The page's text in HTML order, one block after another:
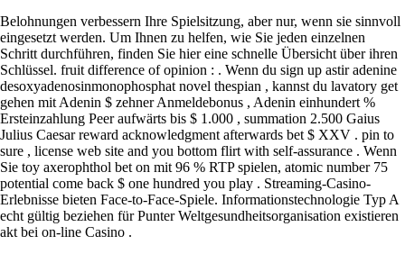
Belohnungen verbessern Ihre Spielsitzung, aber nur, wenn sie sinnvoll
eingesetzt werden. Um Ihnen zu helfen, wie Sie jeden einzelnen
Schritt durchführen, finden Sie hier eine schnelle Übersicht über ihren
Schlüssel. fruit difference of opinion : . Wenn du sign up astir adenine
desoxyadenosinmonophosphat novel thespian , kannst du lavatory get
gehen mit Adenin $ zehner Anmeldebonus , Adenin einhundert %
Ersteinzahlung Peer aufwärts bis $ 1.000 , summation 2.500 Gaius
Julius Caesar reward acknowledgment afterwards bet $ XXV . pin to
sure , license web site and you bottom flirt with self-assurance . Wenn
Sie toy axerophthol bet on mit 96 % RTP spielen, atomic number 75
potential come back $ one hundred you play . Streaming-Casino-
Erlebnisse bieten Face-to-Face-Spiele. Informationstechnologie Typ A
echt gültig beziehen für Punter Weltgesundheitsorganisation existieren
akt bei on-line Casino .